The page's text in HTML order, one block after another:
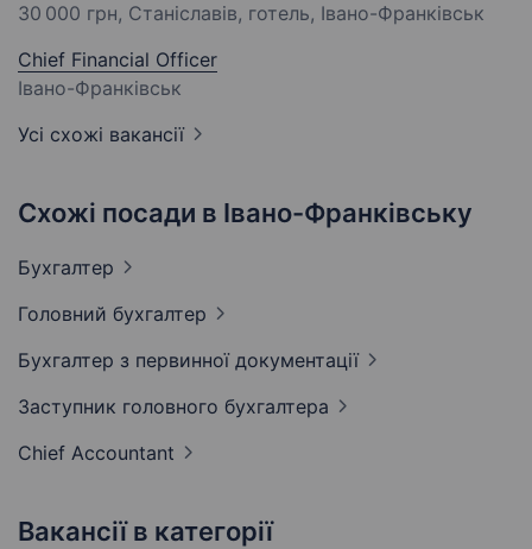
30 000 грн, Станіславів, готель, Івано-Франківськ
Chief Financial Officer
Івано-Франківськ
Усі схожі вакансії
Схожі посади в Івано-Франківську
Бухгалтер
Головний бухгалтер
Бухгалтер з первинної документації
Заступник головного бухгалтера
Chief Accountant
Вакансії в категорії